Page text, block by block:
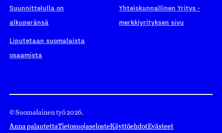
Suunnittelulla on
alkuperänsä
Liputetaan suomalaista
osaamista
Yhteiskunnallinen Yritys -
merkkiyrityksen sivu
© Suomalainen työ 2026.
Anna palautettaTietosuojaselosteKäyttöehdotEvästeet